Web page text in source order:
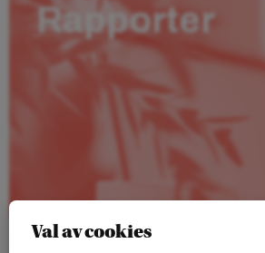
Rapporter
Val av cookies